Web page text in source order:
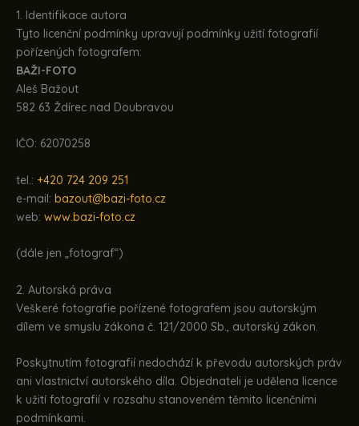
1. Identifikace autora
Tyto licenční podmínky upravují podmínky užití fotografií
pořízených fotografem:
BAŽI-FOTO
Aleš Bažout
582 63 Ždírec nad Doubravou
IČO: 62070258
tel.: +420 724 209 251
e-mail: bazout@bazi-foto.cz
web: www.bazi-foto.cz
(dále jen „fotograf“)
2. Autorská práva
Veškeré fotografie pořízené fotografem jsou autorským
dílem ve smyslu zákona č. 121/2000 Sb., autorský zákon.
Poskytnutím fotografií nedochází k převodu autorských práv
ani vlastnictví autorského díla. Objednateli je udělena licence
k užití fotografií v rozsahu stanoveném těmito licenčními
podmínkami.